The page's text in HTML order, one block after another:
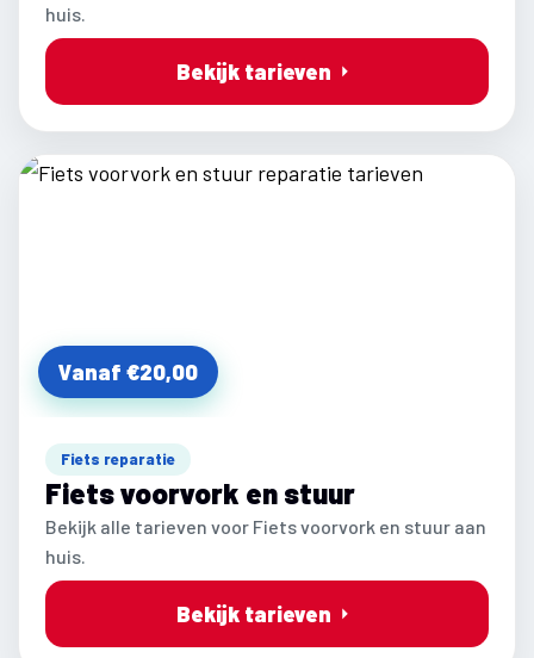
huis.
Bekijk tarieven
Vanaf €20,00
Fiets reparatie
Fiets voorvork en stuur
Bekijk alle tarieven voor Fiets voorvork en stuur aan
huis.
Bekijk tarieven